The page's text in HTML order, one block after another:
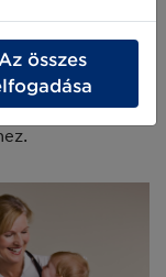
további
szabványok
nemzeti UDI
Az összes